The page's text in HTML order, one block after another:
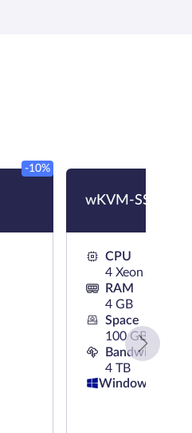
-10%
wKVM-SSD
CPU
4 Xeon Cores
RAM
4 GB
Space
100 GB SSD
Bandwidth
4 TB
Windows